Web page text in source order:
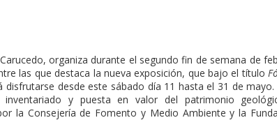
organiza durante el segundo fin de semana de
las que destaca la nueva exposición, que bajo el título
disfrutarse desde este sábado día 11 hasta el 31 de mayo.
y puesta en valor del patrimonio
la Consejería de Fomento y Medio Ambiente y la